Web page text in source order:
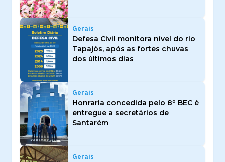
Gerais
Defesa Civil monitora nível do rio
Tapajós, após as fortes chuvas
dos últimos dias
Gerais
Honraria concedida pelo 8º BEC é
entregue a secretários de
Santarém
Gerais